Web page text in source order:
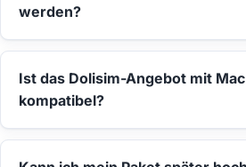
werden?
Ist das Dolisim-Angebot mit
kompatibel?